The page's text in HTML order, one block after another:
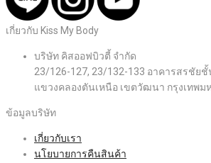
เกี่ยวกับ Kiss My Body
บริษัท คิสออฟบิวตี้ จำกัด
23/126-127, 23/132-133 อาคารสรชัย
แขวงคลองตันเหนือ เขตวัฒนา กรุงเทพม
ข้อมูลบริษัท
เกี่ยวกับเรา
นโยบายการคืนสินค้า